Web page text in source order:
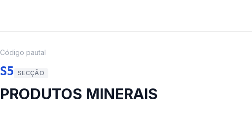
Código pautal
S5 SECÇÃO
PRODUTOS MINERAIS